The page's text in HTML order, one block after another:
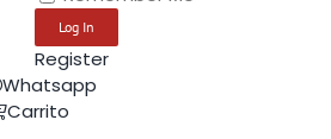
Register
Whatsapp
Carrito